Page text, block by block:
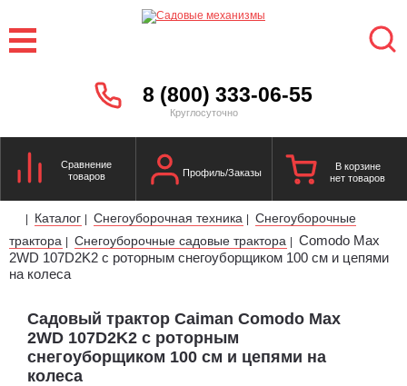
8 (800) 333-06-55
Круглосуточно
Сравнение
товаров
Профиль/Заказы
В корзине
нет товаров
| Каталог | Снегоуборочная техника | Снегоуборочные
трактора | Снегоуборочные садовые трактора | Comodo Max
2WD 107D2K2 с роторным снегоуборщиком 100 см и цепями
на колеса
Садовый трактор Caiman Comodo Max
2WD 107D2K2 с роторным
снегоуборщиком 100 см и цепями на
колеса